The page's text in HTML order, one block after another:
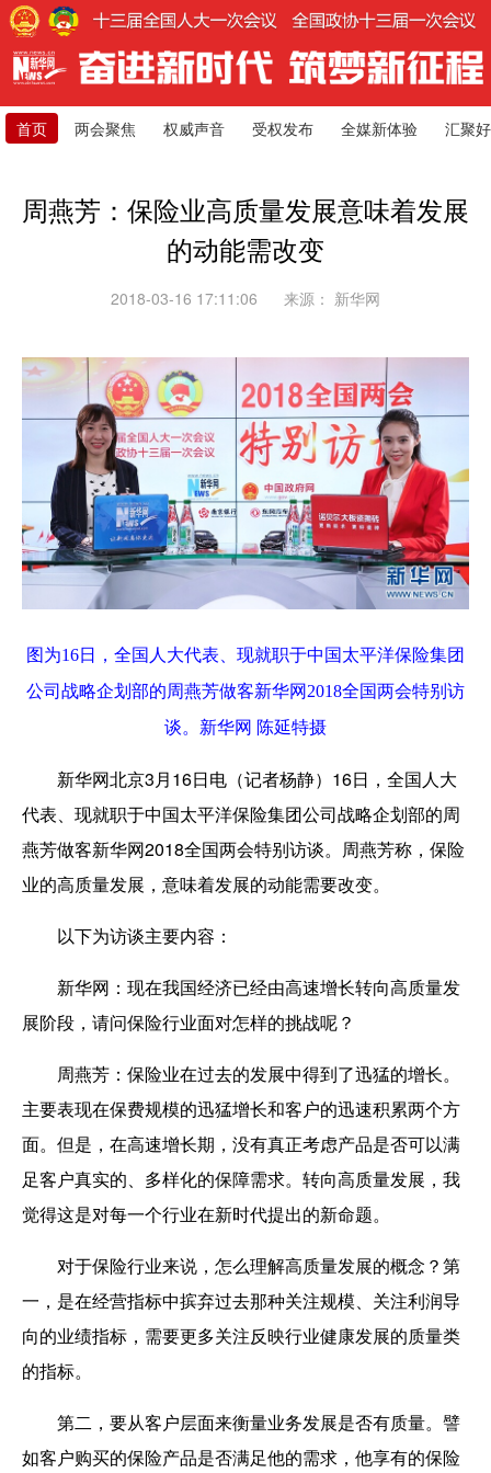
首页 两会聚焦 权威声音 受权发布 全媒新体验 汇聚
周燕芳：保险业高质量发展意味着发展
的动能需改变
2018-03-16 17:11:06 来源： 新华网
图为16日，全国人大代表、现就职于中国太平洋保险集团
公司战略企划部的周燕芳做客新华网2018全国两会特别访
谈。新华网 陈延特摄
新华网北京3月16日电（记者杨静）16日，全国人大
代表、现就职于中国太平洋保险集团公司战略企划部的周
燕芳做客新华网2018全国两会特别访谈。周燕芳称，保险
业的高质量发展，意味着发展的动能需要改变。
以下为访谈主要内容：
新华网 ：现在我国经济已经由高速增长转向高质量发
展阶段，请问保险行业面对怎样的挑战呢？
周燕芳 ：保险业在过去的发展中得到了迅猛的增长。
主要表现在保费规模的迅猛增长和客户的迅速积累两个方
面。但是，在高速增长期，没有真正考虑产品是否可以满
足客户真实的、多样化的保障需求。转向高质量发展，我
觉得这是对每一个行业在新时代提出的新命题。
对于保险行业来说，怎么理解高质量发展的概念？第
一，是在经营指标中摈弃过去那种关注规模、关注利润导
向的业绩指标，需要更多关注反映行业健康发展的质量类
的指标。
第二，要从客户层面来衡量业务发展是否有质量。譬
如客户购买的保险产品是否满足他的需求，他享有的保险